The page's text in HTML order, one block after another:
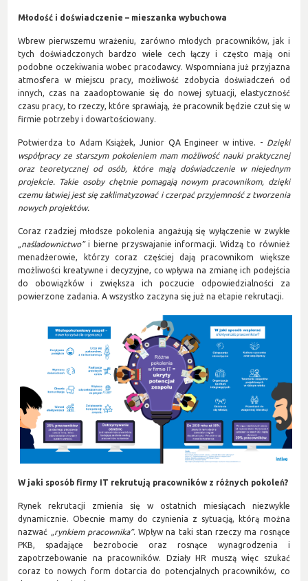
Młodość i doświadczenie – mieszanka wybuchowa
Wbrew pierwszemu wrażeniu, zarówno młodych pracowników, jak i
tych doświadczonych bardzo wiele cech łączy i często mają oni
podobne oczekiwania wobec pracodawcy. Wspomniana już przyjazna
atmosfera w miejscu pracy, możliwość zdobycia doświadczeń od
innych, czas na zaadoptowanie się do nowej sytuacji, elastyczność
czasu pracy, to rzeczy, które sprawiają, że pracownik będzie czuł się w
firmie potrzeby i dowartościowany.
Potwierdza to Adam Książek, Junior QA Engineer w intive. - Dzięki
współpracy ze starszym pokoleniem mam możliwość nauki praktycznej
oraz teoretycznej od osób, które mają doświadczenie w niejednym
projekcie. Takie osoby chętnie pomagają nowym pracownikom, dzięki
czemu łatwiej jest się zaklimatyzować i czerpać przyjemność z tworzenia
nowych projektów.
Coraz rzadziej młodsze pokolenia angażują się wyłączenie w zwykłe
„naśladownictwo”i bierne przyswajanie informacji. Widzą to również
menadżerowie, którzy coraz częściej dają pracownikom większe
możliwości kreatywne i decyzyjne, co wpływa na zmianę ich podejścia
do obowiązków i zwiększa ich poczucie odpowiedzialności za
powierzone zadania. A wszystko zaczyna się już na etapie rekrutacji.
W jaki sposób firmy IT rekrutują pracowników z różnych pokoleń?
Rynek rekrutacji zmienia się w ostatnich miesiącach niezwykle
dynamicznie. Obecnie mamy do czynienia z sytuacją, którą można
nazwać „rynkiem pracownika”. Wpływ na taki stan rzeczy ma rosnące
PKB, spadające bezrobocie oraz rosnące wynagrodzenia i
zapotrzebowanie na pracowników. Działy HR muszą więc szukać
coraz to nowych form dotarcia do potencjalnych pracowników, co